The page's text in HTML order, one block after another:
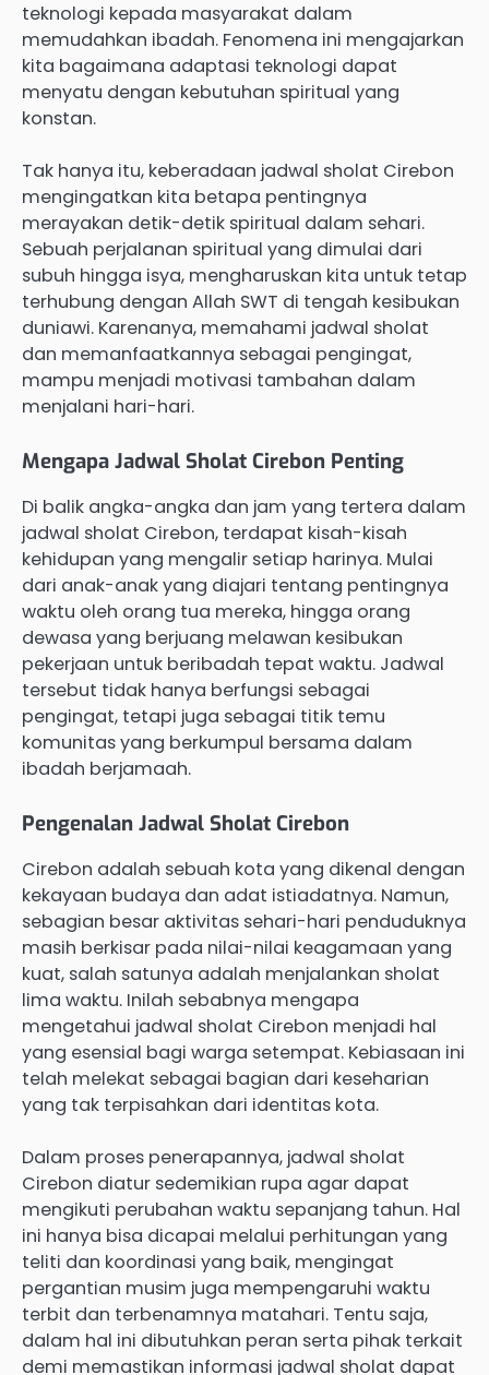
teknologi kepada masyarakat dalam
memudahkan ibadah. Fenomena ini mengajarkan
kita bagaimana adaptasi teknologi dapat
menyatu dengan kebutuhan spiritual yang
konstan.
Tak hanya itu, keberadaan jadwal sholat Cirebon
mengingatkan kita betapa pentingnya
merayakan detik-detik spiritual dalam sehari.
Sebuah perjalanan spiritual yang dimulai dari
subuh hingga isya, mengharuskan kita untuk tetap
terhubung dengan Allah SWT di tengah kesibukan
duniawi. Karenanya, memahami jadwal sholat
dan memanfaatkannya sebagai pengingat,
mampu menjadi motivasi tambahan dalam
menjalani hari-hari.
Mengapa Jadwal Sholat Cirebon Penting
Di balik angka-angka dan jam yang tertera dalam
jadwal sholat Cirebon, terdapat kisah-kisah
kehidupan yang mengalir setiap harinya. Mulai
dari anak-anak yang diajari tentang pentingnya
waktu oleh orang tua mereka, hingga orang
dewasa yang berjuang melawan kesibukan
pekerjaan untuk beribadah tepat waktu. Jadwal
tersebut tidak hanya berfungsi sebagai
pengingat, tetapi juga sebagai titik temu
komunitas yang berkumpul bersama dalam
ibadah berjamaah.
Pengenalan Jadwal Sholat Cirebon
Cirebon adalah sebuah kota yang dikenal dengan
kekayaan budaya dan adat istiadatnya. Namun,
sebagian besar aktivitas sehari-hari penduduknya
masih berkisar pada nilai-nilai keagamaan yang
kuat, salah satunya adalah menjalankan sholat
lima waktu. Inilah sebabnya mengapa
mengetahui jadwal sholat Cirebon menjadi hal
yang esensial bagi warga setempat. Kebiasaan ini
telah melekat sebagai bagian dari keseharian
yang tak terpisahkan dari identitas kota.
Dalam proses penerapannya, jadwal sholat
Cirebon diatur sedemikian rupa agar dapat
mengikuti perubahan waktu sepanjang tahun. Hal
ini hanya bisa dicapai melalui perhitungan yang
teliti dan koordinasi yang baik, mengingat
pergantian musim juga mempengaruhi waktu
terbit dan terbenamnya matahari. Tentu saja,
dalam hal ini dibutuhkan peran serta pihak terkait
demi memastikan informasi jadwal sholat dapat